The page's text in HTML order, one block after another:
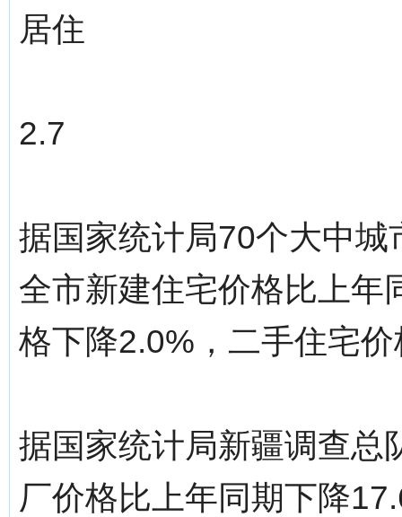
居住
2.7
据国家统计局70个大中
全市新建住宅价格比上年
格下降2.0%，二手住宅
据国家统计局新疆调查总
厂价格比上年同期下降